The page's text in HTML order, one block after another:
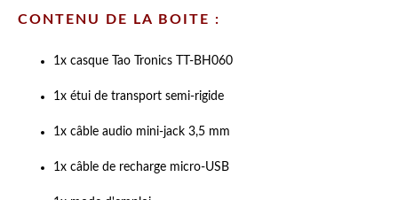
CONTENU DE LA BOITE :
1x casque Tao Tronics TT-BH060
1x étui de transport semi-rigide
1x câble audio mini-jack 3,5 mm
1x câble de recharge micro-USB